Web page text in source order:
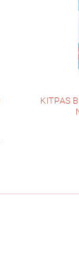
KITPAS